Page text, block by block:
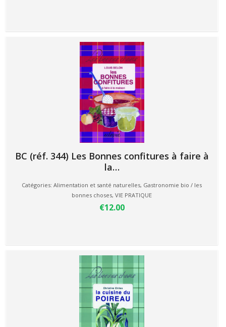
BC (réf. 344) Les Bonnes confitures à faire à
la…
Catégories: Alimentation et santé naturelles, Gastronomie bio / les
bonnes choses, VIE PRATIQUE
€12.00